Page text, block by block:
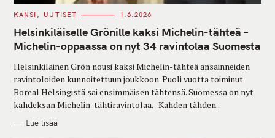
C
T
E
G
O
I
S
KANSI UUTISET 1.6.2026
Helsinkiläiselle Grönille kaksi Michelin-tähteä –
Michelin-oppaassa on nyt 34 ravintolaa Suomesta
Helsinkiläinen Grön nousi kaksi Michelin-tähteä ansainneiden
ravintoloiden kunnoitettuun joukkoon. Puoli vuotta toiminut
Boreal Helsingistä sai ensimmäisen tähtensä. Suomessa on nyt
kahdeksan Michelin-tähtiravintolaa. Kahden tähden..
Lue lisää